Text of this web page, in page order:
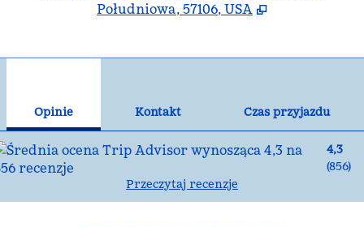
Południowa, 57106, USA
Opinie Kontakt
Czas przyjazdu
4,3
(856)
Przeczytaj recenzje